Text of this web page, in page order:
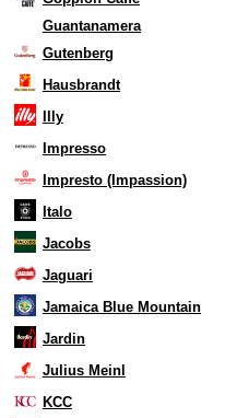
Guantanamera
Gutenberg
Hausbrandt
Illy
Impresso
Impresto (Impassion)
Italo
Jacobs
Jaguari
Jamaica Blue Mountain
Jardin
Julius Meinl
KCC